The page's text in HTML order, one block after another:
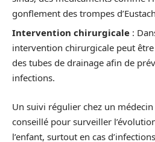
gonflement des trompes
Intervention chirurgicale :
intervention chirurgicale peut
des tubes de drainage afin de
infections.
Un suivi régulier chez un
conseillé pour surveiller
l’enfant, surtout en cas